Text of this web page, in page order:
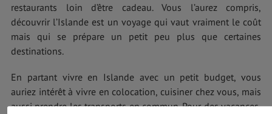
restaurants loin d’être cadeau. Vous l’aurez compris,
découvrir l’Islande est un voyage qui vaut vraiment le coût
mais qui se prépare un petit peu plus que certaines
destinations.
En partant vivre en Islande avec un petit budget, vous
auriez intérêt à vivre en colocation, cuisiner chez vous, mais
aussi prendre les transports en commun. Pour des vacances,